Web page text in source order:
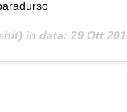
in data: 29 Ott